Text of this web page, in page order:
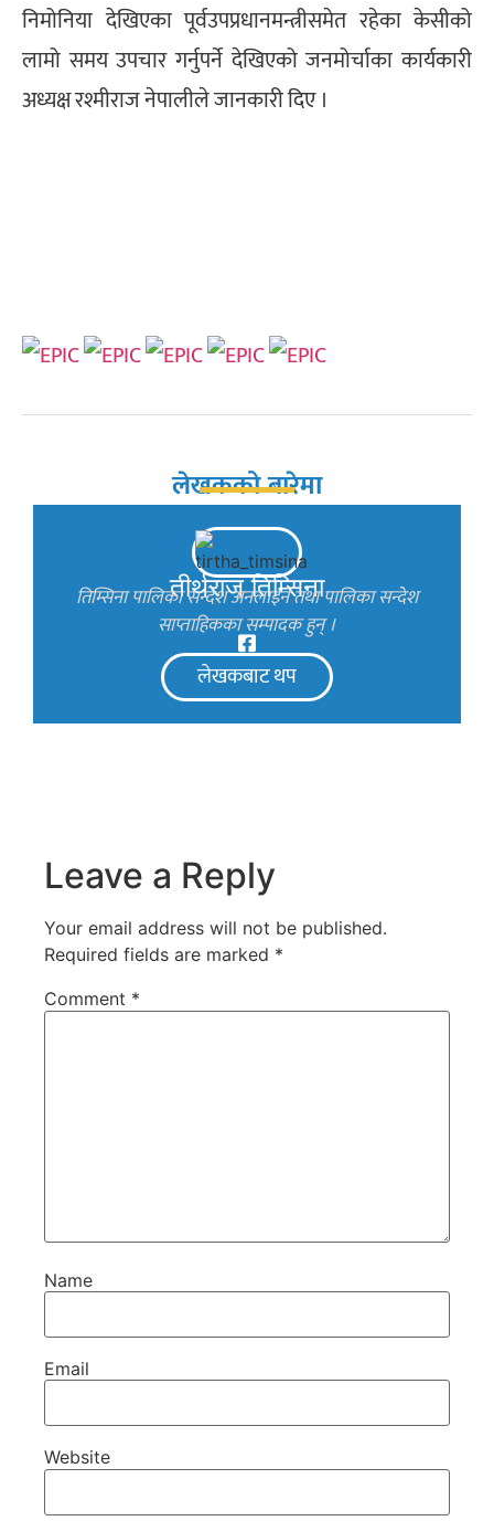
निमोनिया देखिएका पूर्वउपप्रधानमन्त्रीसमेत रहेका केसीको
लामो समय उपचार गर्नुपर्ने देखिएको जनमोर्चाका कार्यकारी
अध्यक्ष रश्मीराज नेपालीले जानकारी दिए ।
लेखकको बारेमा
तीर्थराज तिम्सिना
तिम्सिना पालिका सन्देश अनलाइन तथा पालिका सन्देश
साप्ताहिकका सम्पादक हुन् ।
लेखकबाट थप
Leave a Reply
Your email address will not be published.
Required fields are marked *
Comment *
Name
Email
Website